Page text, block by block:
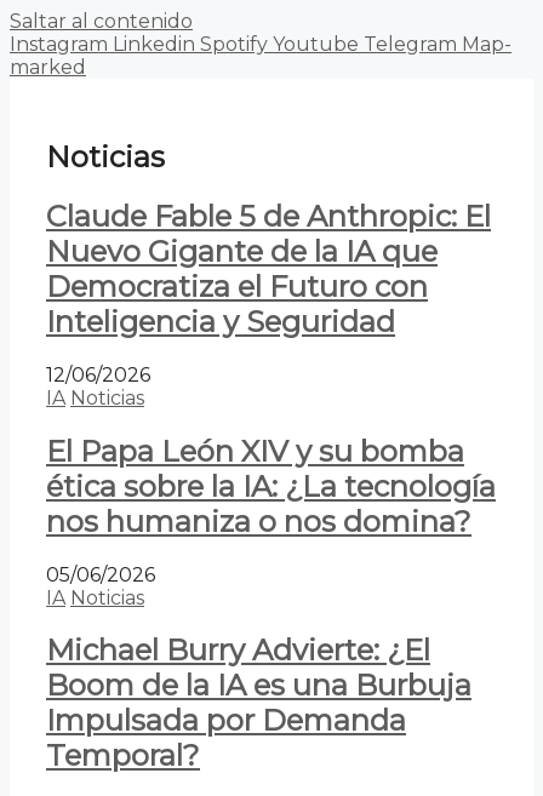
Saltar al contenido
Instagram Linkedin Spotify Youtube Telegram Map-
marked
Noticias
Claude Fable 5 de Anthropic: El
Nuevo Gigante de la IA que
Democratiza el Futuro con
Inteligencia y Seguridad
12/06/2026
IA Noticias
El Papa León XIV y su bomba
ética sobre la IA: ¿La tecnología
nos humaniza o nos domina?
05/06/2026
IA Noticias
Michael Burry Advierte: ¿El
Boom de la IA es una Burbuja
Impulsada por Demanda
Temporal?